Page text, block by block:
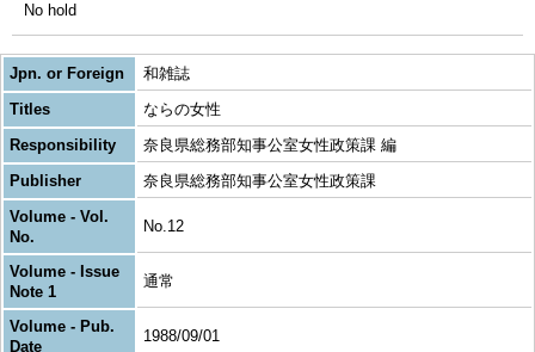
No hold
Jpn. or Foreign
和雑誌
Titles
ならの女性
Responsibility
奈良県総務部知事公室女性政策課 編
Publisher
奈良県総務部知事公室女性政策課
Volume - Vol.
No.
No.12
Volume - Issue
Note 1
通常
Volume - Pub.
Date
1988/09/01